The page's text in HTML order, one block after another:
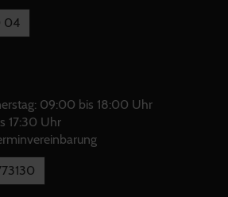
04
09:00 bis 18:00 Uhr
17:30 Uhr